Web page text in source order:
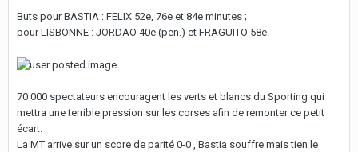
Buts pour BASTIA : FELIX 52e, 76e et 84e minutes ;
pour LISBONNE : JORDAO 40e (pen.) et FRAGUITO 58e.
70 000 spectateurs encouragent les verts et blancs du Sporting qui
mettra une terrible pression sur les corses afin de remonter ce petit
écart.
La MT arrive sur un score de parité 0-0 , Bastia souffre mais tien le